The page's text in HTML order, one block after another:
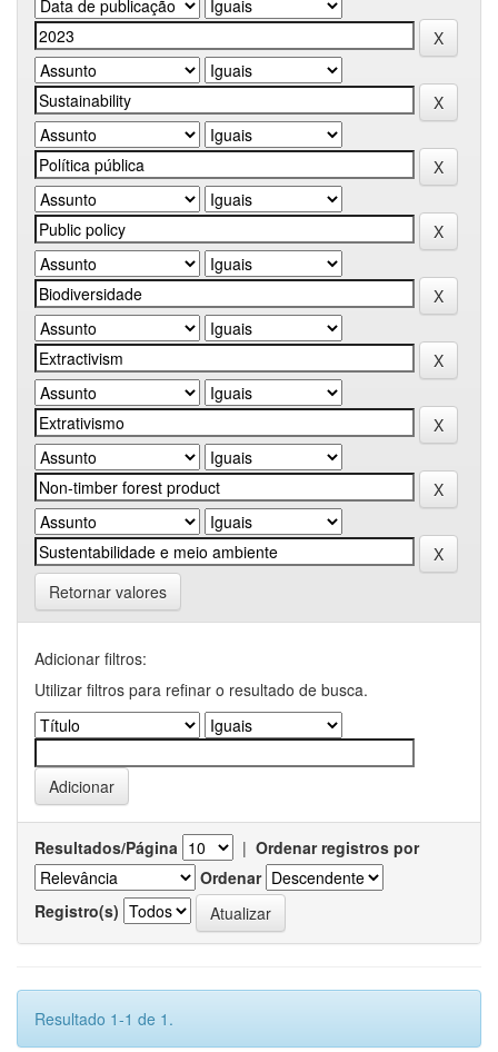
Retornar valores
Adicionar filtros:
Utilizar filtros para refinar o resultado de busca.
Resultados/Página | Ordenar registros por
Ordenar
Registro(s)
Resultado 1-1 de 1.